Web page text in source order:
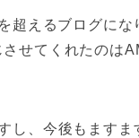
超えるブログにな
せてくれたのは
し、今後もますま